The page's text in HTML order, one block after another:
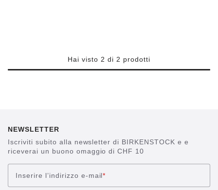
Hai visto 2 di 2 prodotti
NEWSLETTER
Iscriviti subito alla newsletter di BIRKENSTOCK e e
riceverai un buono omaggio di CHF 10
Inserire l’indirizzo e-mail*